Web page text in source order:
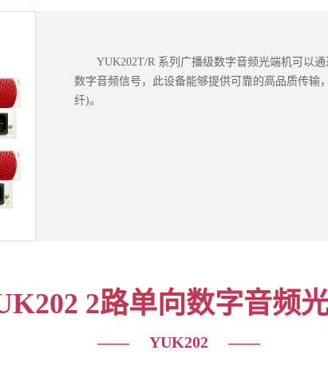
YUK202T/R 系列广播级数字音频光端机可以
数字音频信号，此设备能够提供可靠的高品质传输
纤)。
2路单向数字音频
—— YUK202 ——